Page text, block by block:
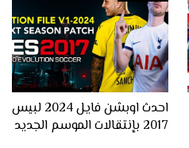
احدث اوبشن فايل 2024 لبيس
2017 بإنتقالات الموسم الجديد